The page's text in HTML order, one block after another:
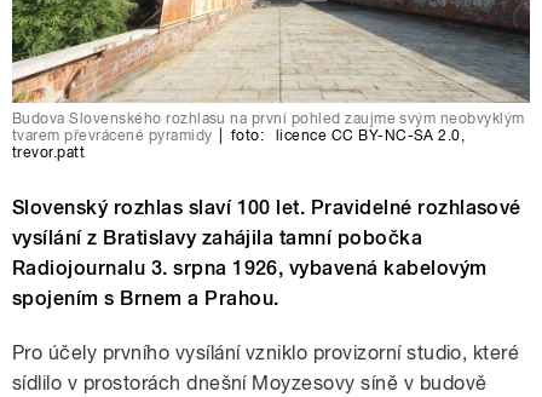
Budova Slovenského rozhlasu na první pohled zaujme svým neobvyklým
tvarem převrácené pyramidy
foto: licence CC BY-NC-SA 2.0,
trevor.patt
Slovenský rozhlas slaví 100 let. Pravidelné rozhlasové
vysílání z Bratislavy zahájila tamní pobočka
Radiojournalu 3. srpna 1926, vybavená kabelovým
spojením s Brnem a Prahou.
Pro účely prvního vysílání vzniklo provizorní studio, které
sídlilo v prostorách dnešní Moyzesovy síně v budově